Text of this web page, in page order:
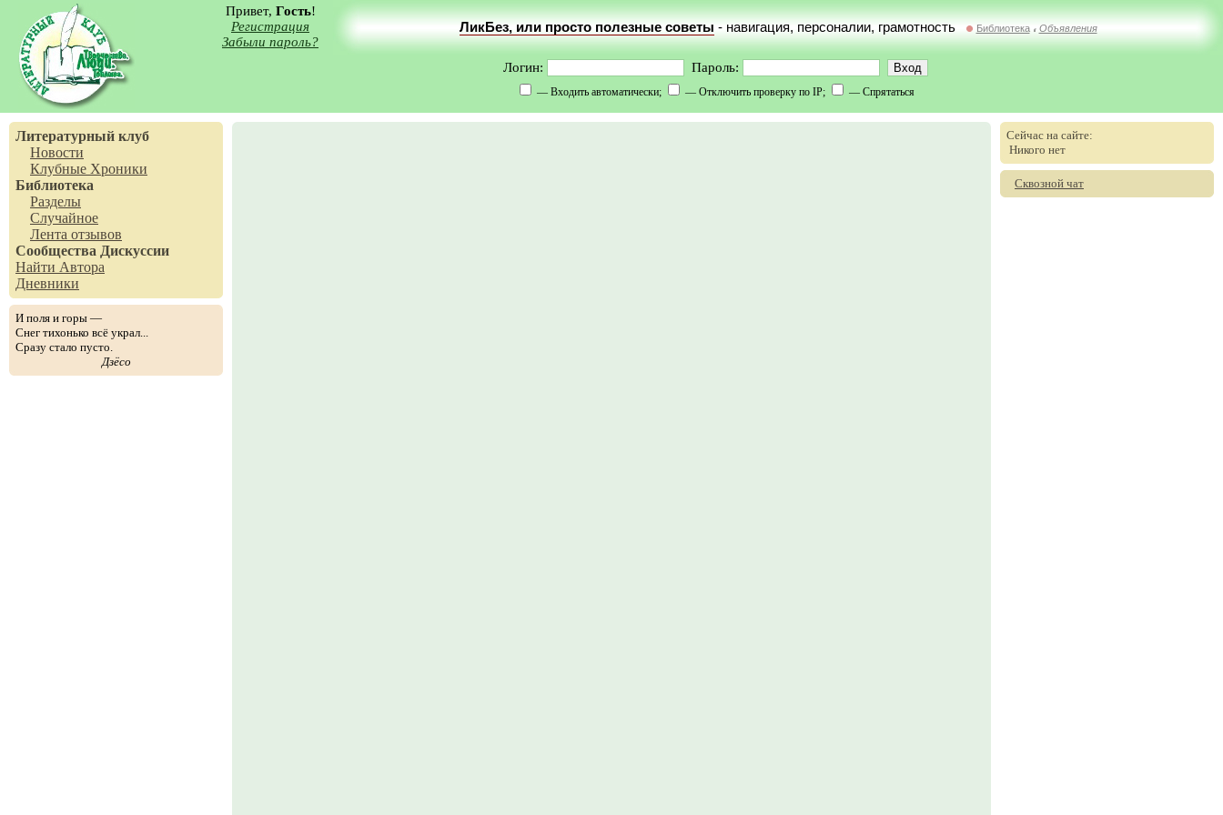
Привет, Гость!
Регистрация
Забыли пароль?
ЛикБез, или просто полезные советы - навигация, персоналии, грамотность Библиотека // Объявления
Логин: Пароль:
— Входить автоматически; — Отключить проверку по IP; — Спрятаться
Литературный клуб
Новости
Клубные Хроники
Библиотека
Разделы
Случайное
Лента отзывов
Сообщества Дискуссии
Найти Автора
Дневники
И поля и горы —
Снег тихонько всё украл...
Сразу стало пусто.
Дзёсо
Сейчас на сайте:
Никого нет
Сквозной чат